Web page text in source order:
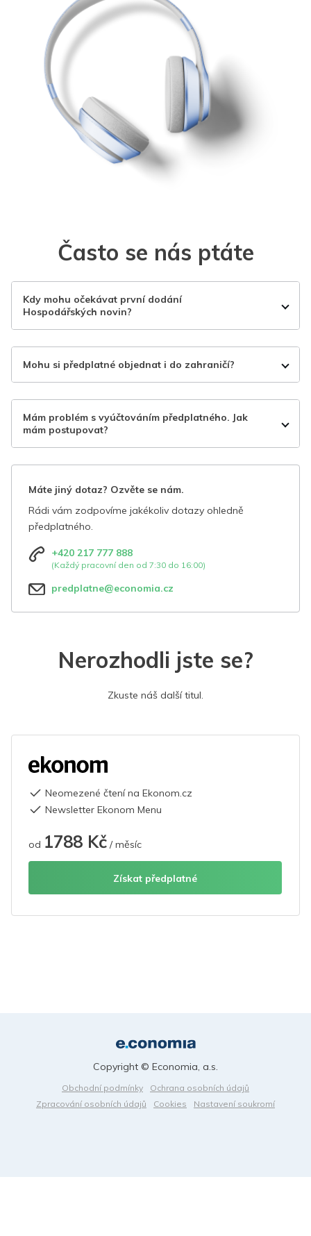
Často se nás ptáte
Kdy mohu očekávat první dodání
Hospodářských novin?
Mohu si předplatné objednat i do zahraničí?
Mám problém s vyúčtováním předplatného. Jak
mám postupovat?
Máte jiný dotaz? Ozvěte se nám.
Rádi vám zodpovíme jakékoliv dotazy ohledně
předplatného.
+420 217 777 888
(Každý pracovní den od 7:30 do 16:00)
predplatne@economia.cz
Nerozhodli jste se?
Zkuste náš další titul.
Neomezené čtení na Ekonom.cz
Newsletter Ekonom Menu
od 1788 Kč / měsíc
Získat předplatné
Obchodní podmínky
Ochrana osobních údajů
Zpracování osobních údajů
Cookies Nastavení soukromí
Copyright © Economia, a.s.